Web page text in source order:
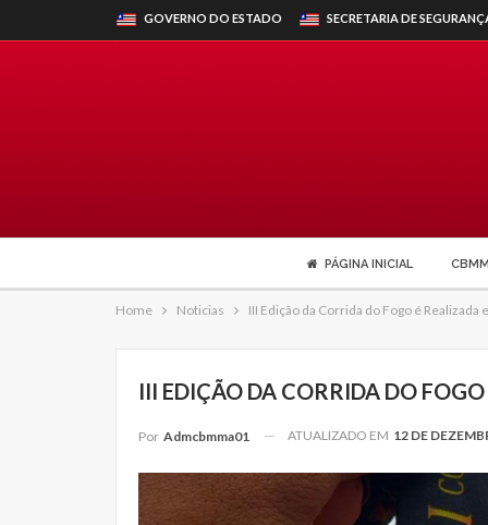
GOVERNO DO ESTADO SECRETARIA DE
PÁGINA INICIAL
Home Noticias III Edição da Corrida do Fogo é
III EDIÇÃO DA CORRIDA DO
Por Admcbmma01 ATUALIZADO EM 12 DE